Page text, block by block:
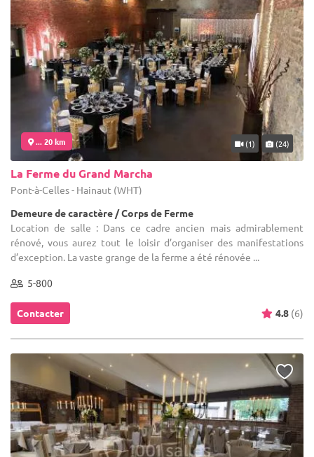
... 20 km (1) (24)
La Ferme du Grand Marcha
Pont-à-Celles - Hainaut (WHT)
Demeure de caractère / Corps de Ferme
Location de salle : Dans ce cadre ancien mais admirablement
rénové, vous aurez tout le loisir d’organiser des manifestations
d’exception. La vaste grange de la ferme a été rénovée ...
5-800
Contacter 4.8 (6)